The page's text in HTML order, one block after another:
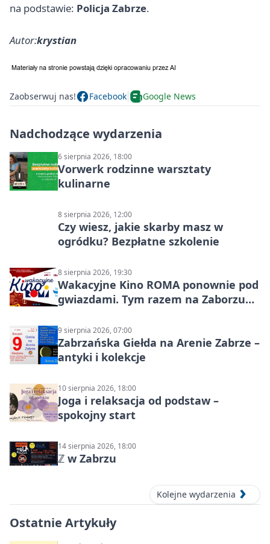
na podstawie: Policja Zabrze.
Autor:krystian
Zaobserwuj nas! Facebook Google News
Nadchodzące wydarzenia
6 sierpnia 2026, 18:00
Vorwerk rodzinne warsztaty
kulinarne
8 sierpnia 2026, 12:00
Czy wiesz, jakie skarby masz w
ogródku? Bezpłatne szkolenie
8 sierpnia 2026, 19:30
Wakacyjne Kino ROMA ponownie pod
gwiazdami. Tym razem na Zaborzu
9 sierpnia 2026, 07:00
Zabrzańska Giełda na Arenie Zabrze –
antyki i kolekcje
10 sierpnia 2026, 18:00
Joga i relaksacja od podstaw –
spokojny start
14 sierpnia 2026, 18:00
ℤ w Zabrzu
Kolejne wydarzenia
Ostatnie Artykuły